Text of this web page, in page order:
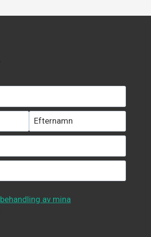
behandling av mina